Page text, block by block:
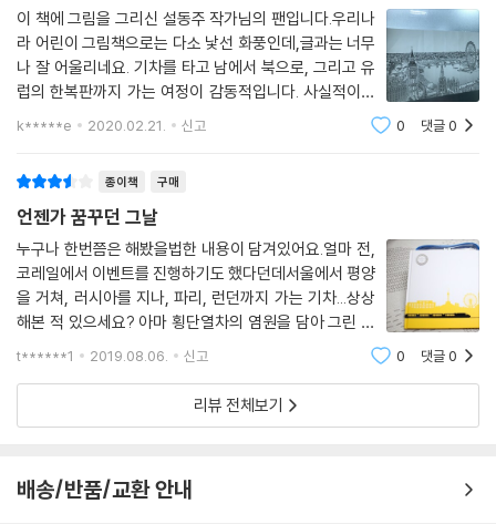
이 책에 그림을 그리신 설동주 작가님의 팬입니다.우리나
라 어린이 그림책으로는 다소 낯선 화풍인데,글과는 너무
나 잘 어울리네요. 기차를 타고 남에서 북으로, 그리고 유
럽의 한복판까지 가는 여정이 감동적입니다. 사실적이면
서도 상상력이 가득한 단색의 펜드로잉화가 곁들여져 더
k*****e 2020.02.21. 신고 0 댓글0
종이책 구매
언젠가 꿈꾸던 그날
누구나 한번쯤은 해봤을법한 내용이 담겨있어요.얼마 전,
코레일에서 이벤트를 진행하기도 했다던데서울에서 평양
을 거쳐, 러시아를 지나, 파리, 런던까지 가는 기차...상상
해본 적 있으세요? 아마 횡단열차의 염원을 담아 그린 기
차책이라고 할 수 있겠네요.에펠탑은 개인적으로 좋아하
네요.가는 길은 얼마나 신기한 것들 투성
t******1 2019.08.06. 신고 0 댓글0
리뷰 전체보기
배송/반품/교환 안내